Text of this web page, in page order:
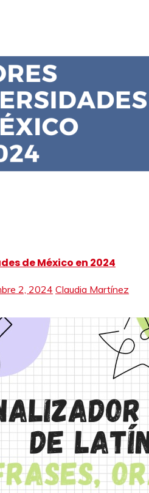
de México en 2024
2, 2024 Claudia Martínez